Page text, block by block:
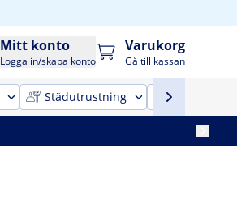
Mitt konto
Logga in/skapa konto
Varukorg
Gå till kassan
Städutrustning